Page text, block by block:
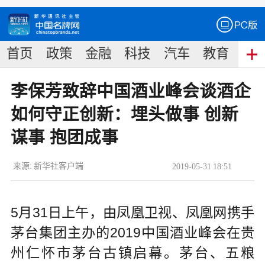
首页 政策 金融 科技 汽车 教育 食
李保芳致辞中国酒业峰会谈酒企
如何守正创新：埋头做事 创新
谋事 抱团成事
2019-05-31 18:51
来源: 新华社客户端
5月31日上午，由凤凰卫视、凤凰网携手
茅台集团主办的2019中国酒业峰会在贵
州仁怀市茅台古镇启幕。茅台、五粮